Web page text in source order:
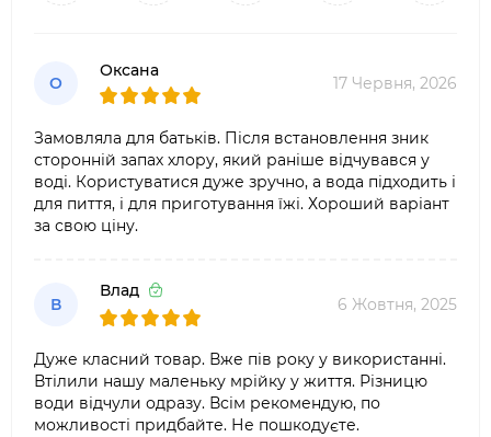
О
Оксана
17 Червня, 2026
Замовляла для батьків. Після встановлення зник
сторонній запах хлору, який раніше відчувався у
воді. Користуватися дуже зручно, а вода підходить і
для пиття, і для приготування їжі. Хороший варіант
за свою ціну.
В
Влад
6 Жовтня, 2025
Дуже класний товар. Вже пів року у використанні.
Втілили нашу маленьку мрійку у життя. Різницю
води відчули одразу. Всім рекомендую, по
можливості придбайте. Не пошкодуєте.